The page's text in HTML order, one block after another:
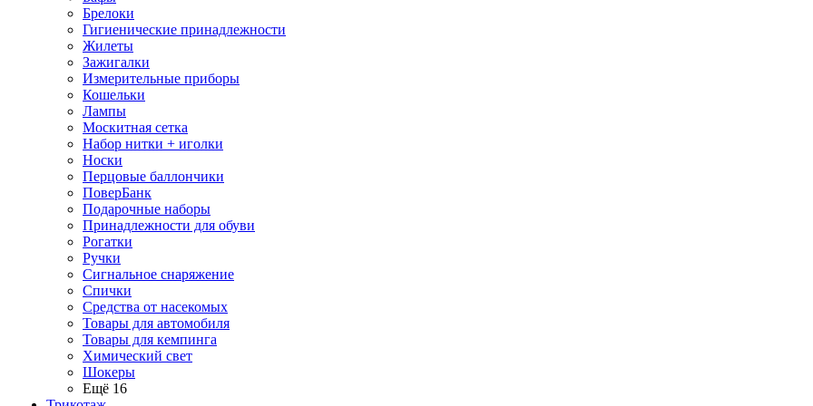
Брелоки
Гигиенические принадлежности
Жилеты
Зажигалки
Измерительные приборы
Кошельки
Лампы
Москитная сетка
Набор нитки + иголки
Носки
Перцовые баллончики
ПоверБанк
Подарочные наборы
Принадлежности для обуви
Рогатки
Ручки
Сигнальное снаряжение
Спички
Средства от насекомых
Товары для автомобиля
Товары для кемпинга
Химический свет
Шокеры
Ещё 16